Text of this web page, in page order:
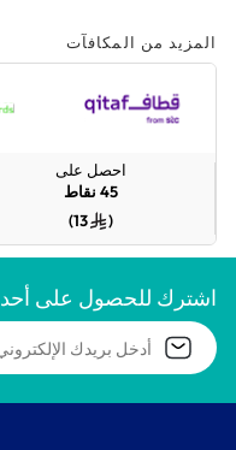
المزيد من المكافآت
احصل على
45 نقاط
(
13
)
اشترك للحصول على